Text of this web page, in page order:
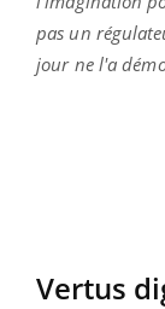
pas un
jour ne l'a
Vertus